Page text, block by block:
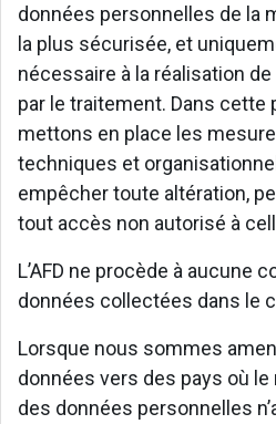
données personnelles de la
la plus sécurisée, et
nécessaire à la réalisation
par le traitement. Dans cette
mettons en place les
techniques et
empêcher toute altération,
tout accès non autorisé à
L’AFD ne procède à aucune
données collectées dans le
Lorsque nous sommes
données vers des pays où
des données personnelles